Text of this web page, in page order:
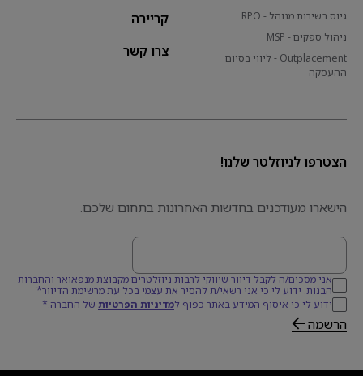
גיוס בשירות מנוהל - RPO
ניהול ספקים - MSP
Outplacement - ליווי בסיום
ההעסקה
קריירה
צרו קשר
הצטרפו לניוזלטר שלנו!
הישארו מעודכנים בחדשות האחרונות בתחום שלכם.
דוא׳׳ל
אני מסכים/ה לקבל דיוור שיווקי לרבות ניוזלטרים מקבוצת מנפאואר והחברות
הבנות. ידוע לי כי אני רשאי/ת להסיר את עצמי בכל עת מרשימת הדיוור*
ידוע לי כי איסוף המידע באתר כפוף למדיניות הפרטיות של החברה.*
הרשמה